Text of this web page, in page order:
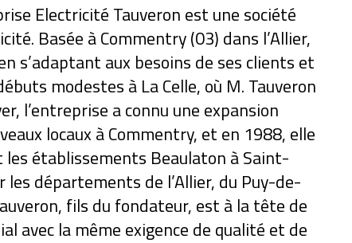
Electricité Tauveron est une société
Basée à Commentry (03) dans l’Allier,
s’adaptant aux besoins de ses clients et
modestes à La Celle, où M. Tauveron
l’entreprise a connu une expansion
locaux à Commentry, et en 1988, elle
établissements Beaulaton à Saint-
départements de l’Allier, du Puy-de-
fils du fondateur, est à la tête de
avec la même exigence de qualité et de